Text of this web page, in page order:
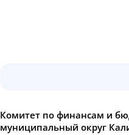
Комитет по финансам и
муниципальный округ